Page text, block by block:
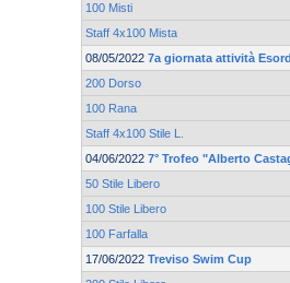
100 Misti
Staff 4x100 Mista
08/05/2022 7a giornata attività
200 Dorso
100 Rana
Staff 4x100 Stile L.
04/06/2022 7° Trofeo "Alberto
50 Stile Libero
100 Stile Libero
100 Farfalla
17/06/2022 Treviso Swim Cup